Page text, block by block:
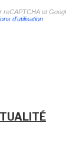
reCAPTCHA et
d'utilisation